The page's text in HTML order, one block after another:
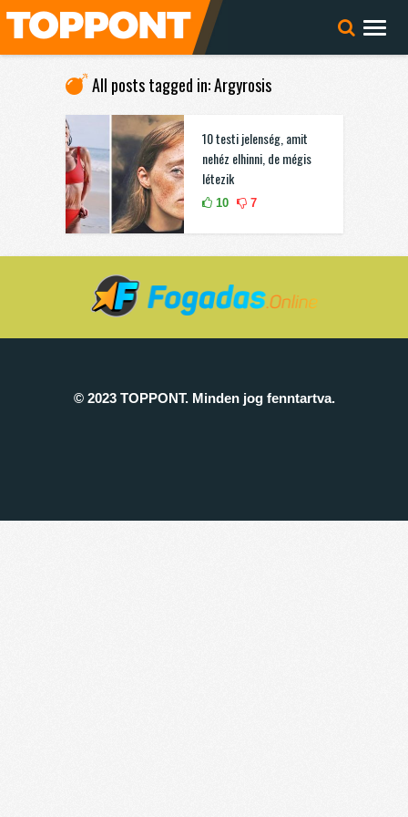
All posts tagged in: Argyrosis
10 testi jelenség, amit
nehéz elhinni, de mégis
létezik
10 7
© 2023 TOPPONT. Minden jog fenntartva.